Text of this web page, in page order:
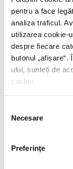
pentru a face
analiza traficul.
utilizarea cookie-
despre fiecare
butonul „afișare“.
ului, sunteți de
cookie.
consimțământului
Necesare
Preferinţe